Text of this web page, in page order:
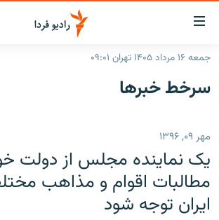
لینک‌های
قابلیت
دسترسی
بازگشت
اصلی
رفتن
صفحه
جستجو
ایران
رادیو
انتخاب کنید و بشنوید
برنامه‌های رادیویی
پادکست
چندرسانه‌ای
جمعه ۱۶ مرداد ۱۴۰۵ تهران ۰۹:۰۱
سرخط‌ خبرها
مهر ۰۹, ۱۳۹۶
یک نماینده مجلس از دولت
مطالبات اقوام و مذاهب
ایران توجه شود